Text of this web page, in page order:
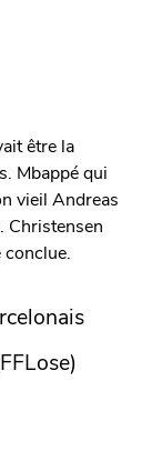
être la
Mbappé qui
vieil Andreas
Christensen
conclue.